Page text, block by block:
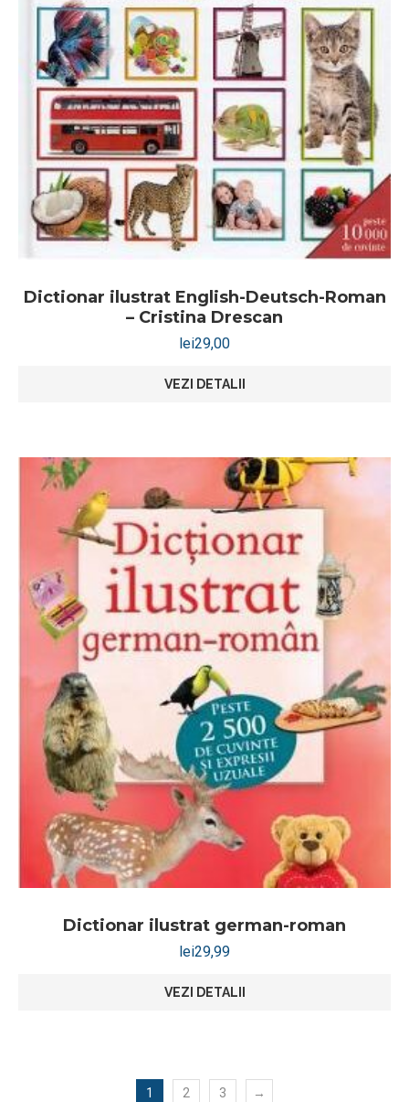
Dictionar ilustrat English-Deutsch-Roman
– Cristina Drescan
lei29,00
VEZI DETALII
Dictionar ilustrat german-roman
lei29,99
VEZI DETALII
1 2 3 →